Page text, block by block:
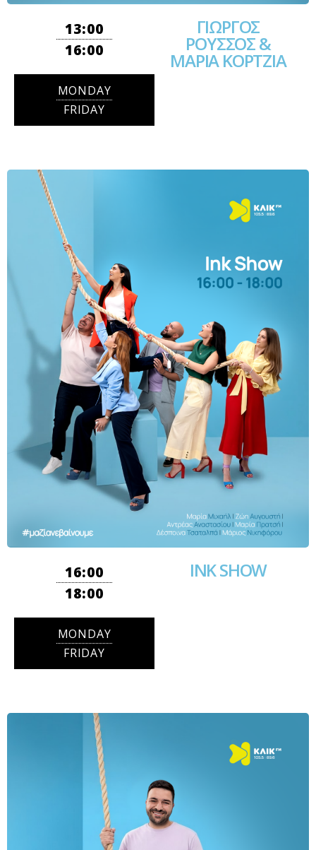
13:00
16:00
MONDAY
FRIDAY
ΓΙΩΡΓΟΣ
ΡΟΥΣΣΟΣ &
ΜΑΡΙΑ ΚΟΡΤΖΙΑ
16:00
18:00
MONDAY
FRIDAY
INK SHOW